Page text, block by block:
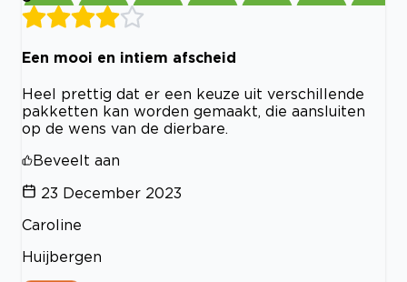
Een mooi en intiem afscheid
Heel prettig dat er een keuze uit verschillende
pakketten kan worden gemaakt, die aansluiten
op de wens van de dierbare.
Beveelt aan
23 December 2023
Caroline
Huijbergen